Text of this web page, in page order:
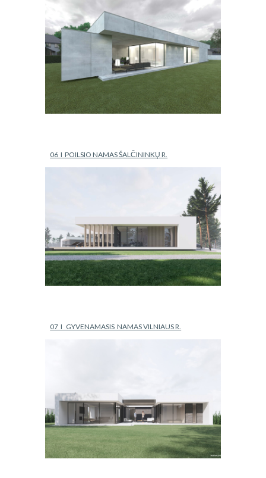
06  I  POILSIO NAMAS ŠALČININKŲ R.
07  I   GYVENAMASIS  NAMAS VILNIAUS R.